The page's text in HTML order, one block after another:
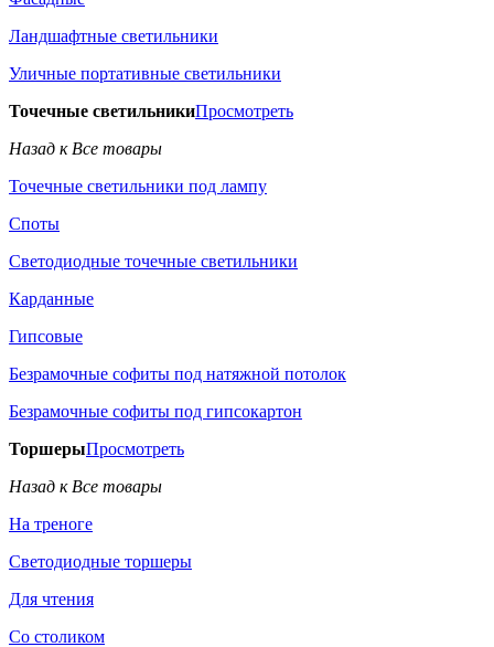
Ландшафтные светильники
Уличные портативные светильники
Точечные светильникиПросмотреть
Назад к Все товары
Точечные светильники под лампу
Споты
Светодиодные точечные светильники
Карданные
Гипсовые
Безрамочные софиты под натяжной потолок
Безрамочные софиты под гипсокартон
ТоршерыПросмотреть
Назад к Все товары
На треноге
Светодиодные торшеры
Для чтения
Со столиком